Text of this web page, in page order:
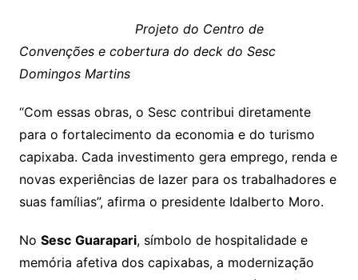
Projeto do Centro de
Convenções e cobertura do deck do Sesc
Domingos Martins
“Com essas obras, o Sesc contribui diretamente
para o fortalecimento da economia e do turismo
capixaba. Cada investimento gera emprego, renda e
novas experiências de lazer para os trabalhadores e
suas famílias”, afirma o presidente Idalberto Moro.
No Sesc Guarapari, símbolo de hospitalidade e
memória afetiva dos capixabas, a modernização